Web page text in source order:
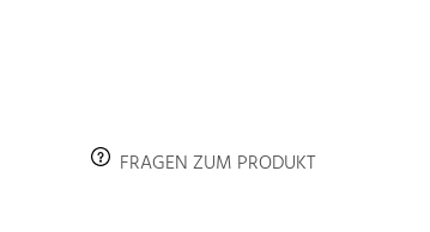
FRAGEN ZUM PRODUKT